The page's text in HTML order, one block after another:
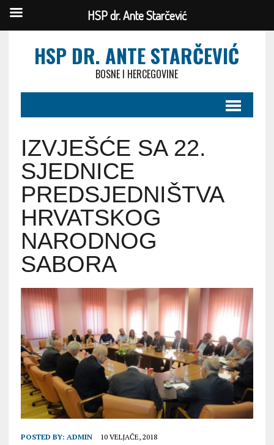
HSP DR. ANTE STARČEVIĆ
BOSNE I HERCEGOVINE
IZVJEŠĆE SA 22.
SJEDNICE
PREDSJEDNIŠTVA
HRVATSKOG
NARODNOG
SABORA
POSTED BY: ADMIN 10 VELJAČE, 2018
HSP dr. Ante Starčević